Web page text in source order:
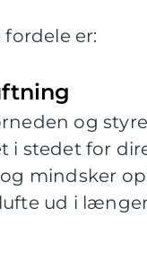
er:
og
i stedet for
mindsker
ud i